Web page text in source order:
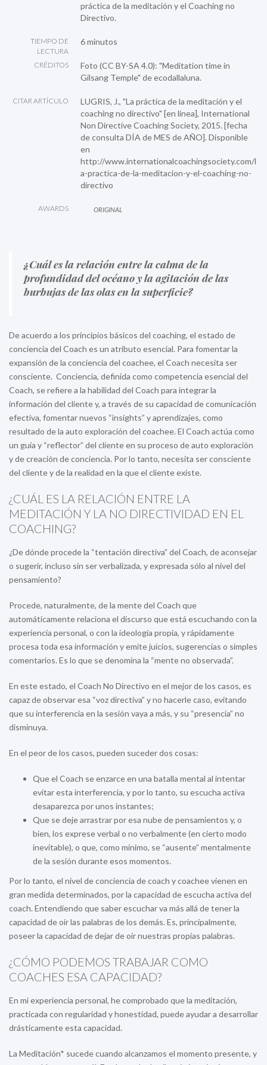
práctica de la meditación y el Coaching no
Directivo.
TIEMPO DE
LECTURA
6 minutos
CRÉDITOS Foto (CC BY-SA 4.0): "Meditation time in
Gilsang Temple" de ecodallaluna.
CITAR ARTÍCULO
LUGRIS, J., "La práctica de la meditación y el
coaching no directivo" [en línea], International
Non Directive Coaching Society, 2015. [fecha
de consulta DÍA de MES de AÑO]. Disponible
en
http://www.internationalcoachingsociety.com/l
a-practica-de-la-meditacion-y-el-coaching-no-
directivo
AWARDS ORIGINAL
¿Cuál es la relación entre la calma de la
profundidad del océano y la agitación de las
burbujas de las olas en la superficie?
De acuerdo a los principios básicos del coaching, el estado de
conciencia del Coach es un atributo esencial. Para fomentar la
expansión de la conciencia del coachee, el Coach necesita ser
consciente. Conciencia, definida como competencia esencial del
Coach, se refiere a la habilidad del Coach para integrar la
información del cliente y, a través de su capacidad de comunicación
efectiva, fomentar nuevos “insights” y aprendizajes, como
resultado de la auto exploración del coachee. El Coach actúa como
un guía y “reflector” del cliente en su proceso de auto exploración
y de creación de conciencia. Por lo tanto, necesita ser consciente
del cliente y de la realidad en la que el cliente existe.
¿CUÁL ES LA RELACIÓN ENTRE LA
MEDITACIÓN Y LA NO DIRECTIVIDAD EN EL
COACHING?
¿De dónde procede la “tentación directiva” del Coach, de aconsejar
o sugerir, incluso sin ser verbalizada, y expresada sólo al nivel del
pensamiento?
Procede, naturalmente, de la mente del Coach que
automáticamente relaciona el discurso que está escuchando con la
experiencia personal, o con la ideología propia, y rápidamente
procesa toda esa información y emite juicios, sugerencias o simples
comentarios. Es lo que se denomina la “mente no observada”.
En este estado, el Coach No Directivo en el mejor de los casos, es
capaz de observar esa “voz directiva” y no hacerle caso, evitando
que su interferencia en la sesión vaya a más, y su “presencia” no
disminuya.
En el peor de los casos, pueden suceder dos cosas:
Que el Coach se enzarce en una batalla mental al intentar
evitar esta interferencia, y por lo tanto, su escucha activa
desaparezca por unos instantes;
Que se deje arrastrar por esa nube de pensamientos y, o
bien, los exprese verbal o no verbalmente (en cierto modo
inevitable), o que, como mínimo, se “ausente” mentalmente
de la sesión durante esos momentos.
Por lo tanto, el nivel de conciencia de coach y coachee vienen en
gran medida determinados, por la capacidad de escucha activa del
coach. Entendiendo que saber escuchar va más allá de tener la
capacidad de oír las palabras de los demás. Es, principalmente,
poseer la capacidad de dejar de oír nuestras propias palabras.
¿CÓMO PODEMOS TRABAJAR COMO
COACHES ESA CAPACIDAD?
En mi experiencia personal, he comprobado que la meditación,
practicada con regularidad y honestidad, puede ayudar a desarrollar
drásticamente esta capacidad.
La Meditación* sucede cuando alcanzamos el momento presente, y